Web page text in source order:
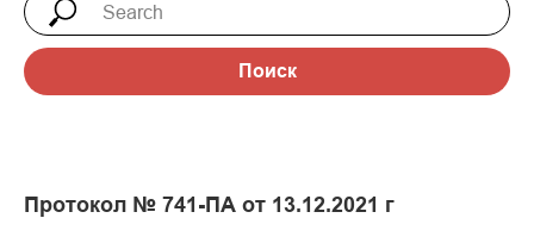
Поиск
Протокол № 741-ПА от 13.12.2021 г